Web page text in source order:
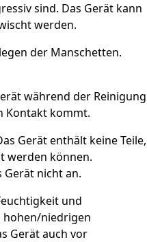
sind. Das Gerät kann
werden.
der Manschetten.
während der Reinigung
Kontakt kommt.
Gerät enthält keine Teile,
werden können.
Gerät nicht an.
und
hohen/niedrigen
Gerät auch vor